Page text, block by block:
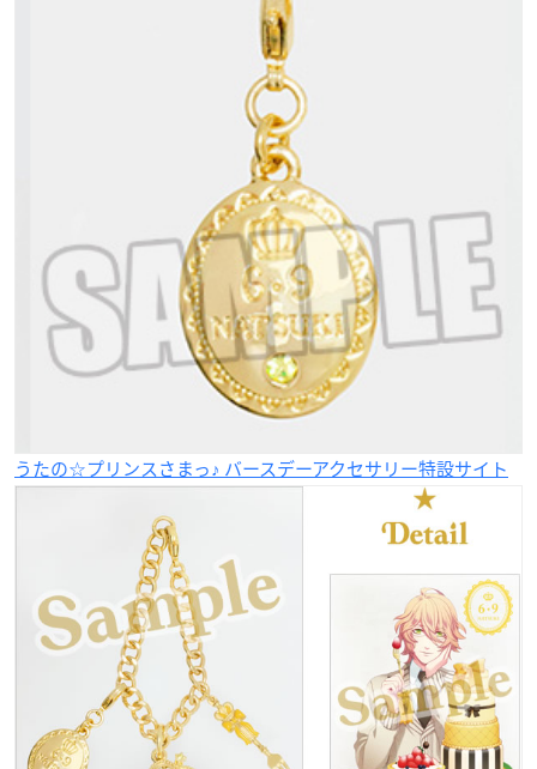
うたの☆プリンスさまっ♪ バースデーアクセサリー特設サイト